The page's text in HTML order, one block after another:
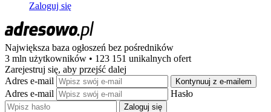
Zaloguj się
Największa baza ogłoszeń bez pośredników
3 mln użytkowników • 123 151 unikalnych ofert
Zarejestruj się, aby przejść dalej
Adres e-mail
Kontynuuj z e-mailem
Adres e-mail Hasło
Zaloguj się